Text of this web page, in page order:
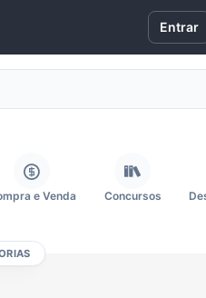
Entrar
e Venda Concursos